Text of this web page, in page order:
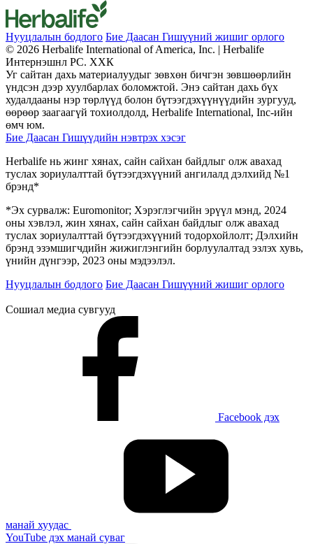
Нууцлалын бодлого Бие Даасан Гишүүний жишиг орлого
© 2026 Herbalife International of America, Inc. | Herbalife
Интернэшнл РС. ХХК
Уг сайтан дахь материалуудыг зөвхөн бичгэн зөвшөөрлийн
үндсэн дээр хуулбарлах боломжтой. Энэ сайтан дахь бүх
худалдааны нэр төрлүүд болон бүтээгдэхүүнүүдийн зургууд,
өөрөөр заагаагүй тохиолдолд, Herbalife International, Inc-ийн
өмч юм.
Бие Даасан Гишүүдийн нэвтрэх хэсэг
Herbalife нь жинг хянах, сайн сайхан байдлыг олж авахад
туслах зориулалттай бүтээгдэхүүний ангилалд дэлхийд №1
брэнд*
*Эх сурвалж: Euromonitor; Хэрэглэгчийн эрүүл мэнд, 2024
оны хэвлэл, жин хянах, сайн сайхан байдлыг олж авахад
туслах зориулалттай бүтээгдэхүүний тодорхойлолт; Дэлхийн
брэнд эзэмшигчдийн жижиглэнгийн борлуулалтад эзлэх хувь,
үнийн дүнгээр, 2023 оны мэдээлэл.
Нууцлалын бодлого Бие Даасан Гишүүний жишиг орлого
Сошиал медиа сувгууд
Facebook дэх
манай хуудас
YouTube дэх манай суваг